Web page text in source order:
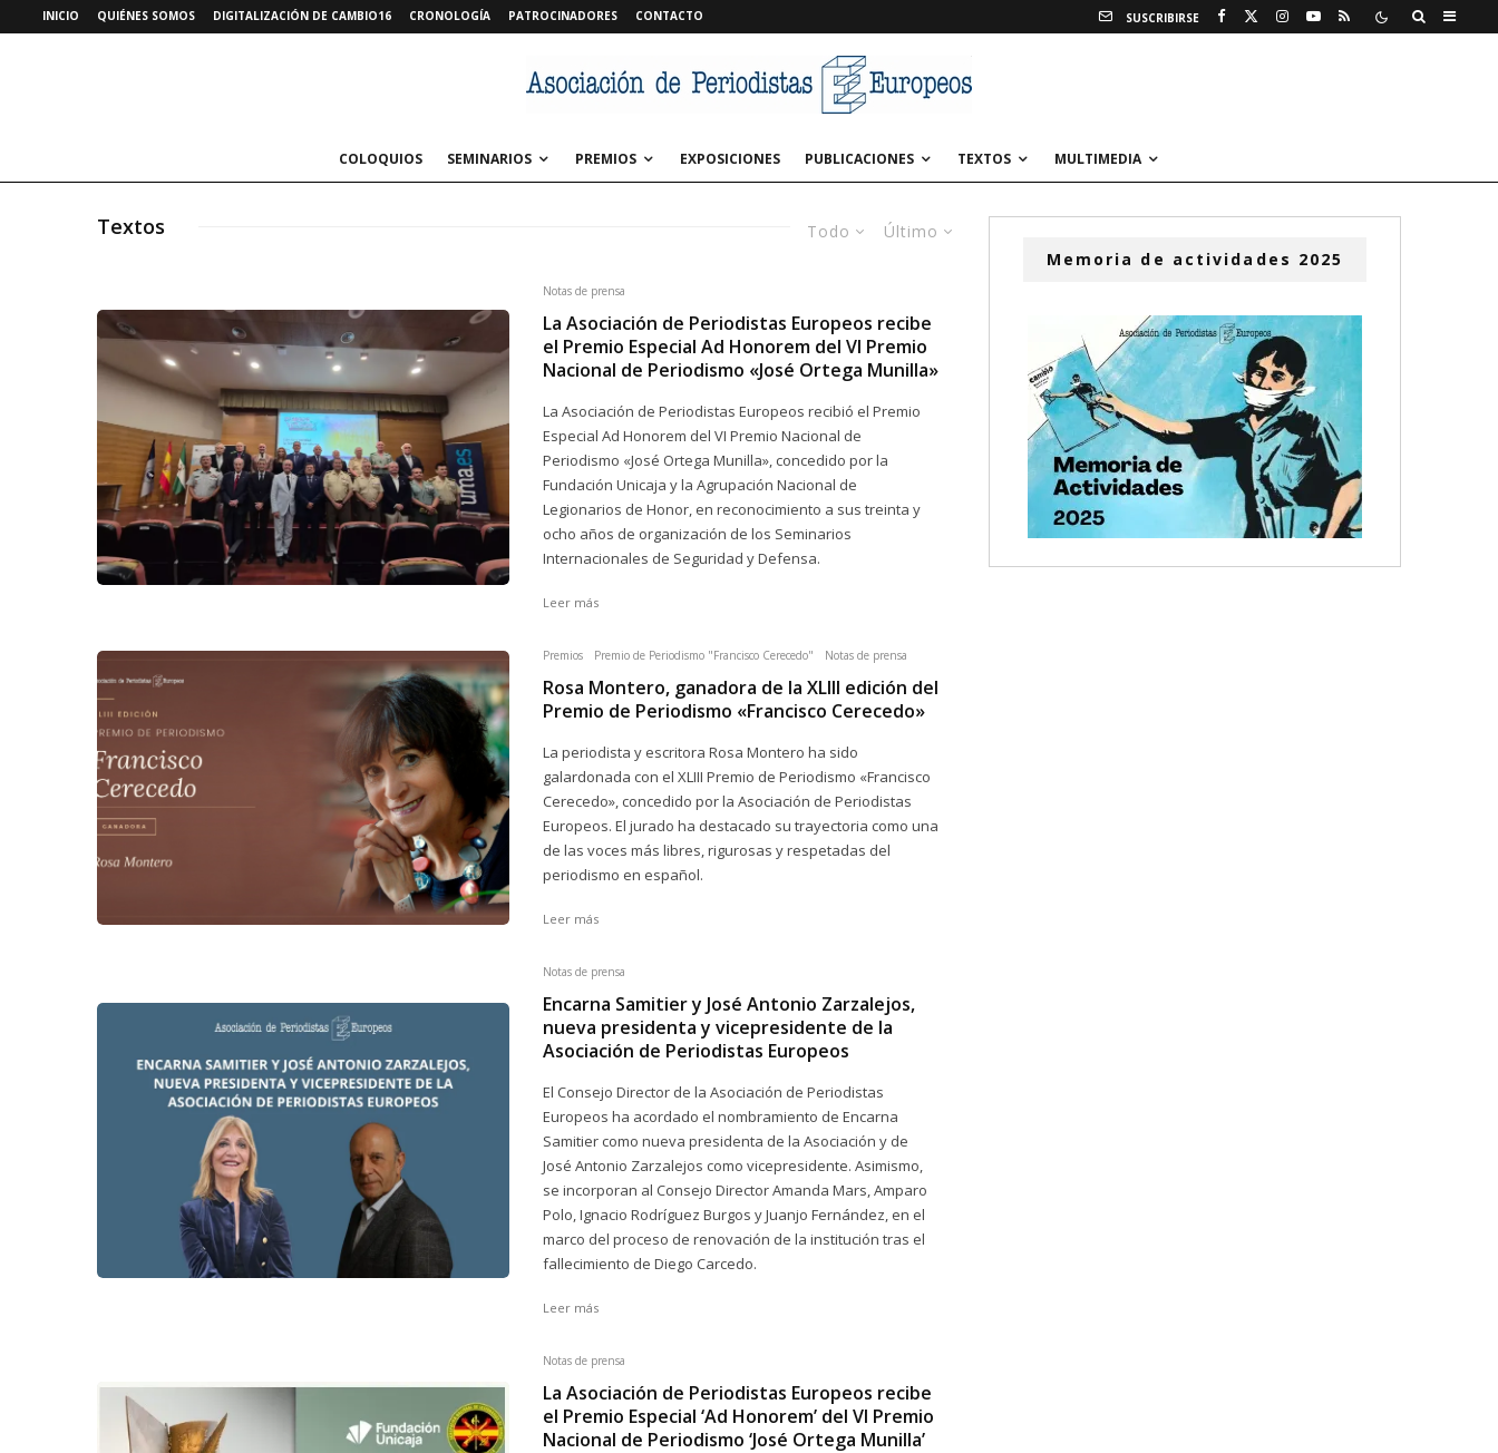
INICIO QUIÉNES SOMOS DIGITALIZACIÓN DE CAMBIO16 CRONOLOGÍA PATROCINADORES CONTACTO SUSCRIBIRSE
COLOQUIOS SEMINARIOS PREMIOS EXPOSICIONES PUBLICACIONES TEXTOS MULTIMEDIA
Todo Último
Textos
Notas de prensa
La Asociación de Periodistas Europeos recibe
el Premio Especial Ad Honorem del VI Premio
Nacional de Periodismo «José Ortega Munilla»
La Asociación de Periodistas Europeos recibió el Premio
Especial Ad Honorem del VI Premio Nacional de
Periodismo «José Ortega Munilla», concedido por la
Fundación Unicaja y la Agrupación Nacional de
Legionarios de Honor, en reconocimiento a sus treinta y
ocho años de organización de los Seminarios
Internacionales de Seguridad y Defensa.
Leer más
Premios Premio de Periodismo "Francisco Cerecedo" Notas de prensa
Rosa Montero, ganadora de la XLIII edición del
Premio de Periodismo «Francisco Cerecedo»
La periodista y escritora Rosa Montero ha sido
galardonada con el XLIII Premio de Periodismo «Francisco
Cerecedo», concedido por la Asociación de Periodistas
Europeos. El jurado ha destacado su trayectoria como una
de las voces más libres, rigurosas y respetadas del
periodismo en español.
Leer más
Notas de prensa
Encarna Samitier y José Antonio Zarzalejos,
nueva presidenta y vicepresidente de la
Asociación de Periodistas Europeos
El Consejo Director de la Asociación de Periodistas
Europeos ha acordado el nombramiento de Encarna
Samitier como nueva presidenta de la Asociación y de
José Antonio Zarzalejos como vicepresidente. Asimismo,
se incorporan al Consejo Director Amanda Mars, Amparo
Polo, Ignacio Rodríguez Burgos y Juanjo Fernández, en el
marco del proceso de renovación de la institución tras el
fallecimiento de Diego Carcedo.
Leer más
Notas de prensa
La Asociación de Periodistas Europeos recibe
el Premio Especial ‘Ad Honorem’ del VI Premio
Nacional de Periodismo ‘José Ortega Munilla’
Memoria de actividades 2025